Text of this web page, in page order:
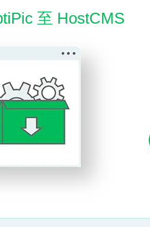
至 HostCMS